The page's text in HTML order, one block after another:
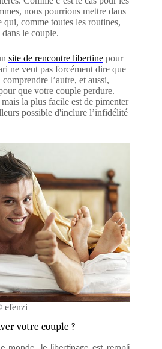
nous pourrions mettre dans
comme toutes les routines,
le couple.
site de rencontre libertine pour
ne veut pas forcément dire que
l’autre, et aussi,
que votre couple perdure.
la plus facile est de pimenter
possible d'inclure l’infidélité
efenzi
votre couple ?